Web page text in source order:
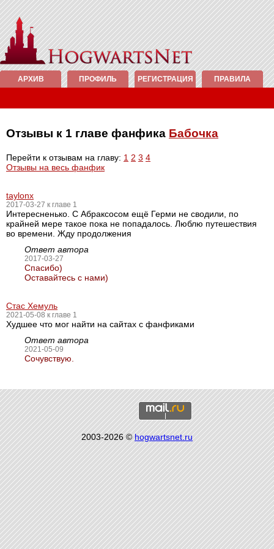
АРХИВ ПРОФИЛЬ РЕГИСТРАЦИЯ ПРАВИЛА
Отзывы к 1 главе фанфика Бабочка
Перейти к отзывам на главу: 1 2 3 4
Отзывы на весь фанфик
taylonx
2017-03-27 к главе 1
Интересненько. С Абраксосом ещё Герми не сводили, по
крайней мере такое пока не попадалось. Люблю путешествия
во времени. Жду продолжения
Ответ автора
2017-03-27
Спасибо)
Оставайтесь с нами)
Стас Хемуль
2021-05-08 к главе 1
Худшее что мог найти на сайтах с фанфиками
Ответ автора
2021-05-09
Сочувствую.
2003-2026 ©hogwartsnet.ru